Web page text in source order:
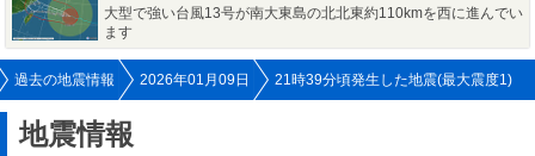
大型で強い台風13号が南大東島の北北東約110kmを西に進んでい
ます
過去の地震情報 2026年01月09日 21時39分頃発生した地震(最大震度1)
地震情報